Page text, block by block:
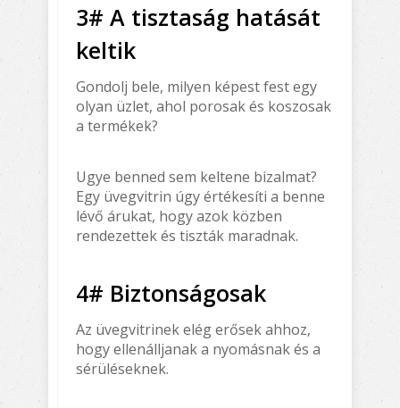
3# A tisztaság hatását
keltik
Gondolj bele, milyen képest fest egy
olyan üzlet, ahol porosak és koszosak
a termékek?
Ugye benned sem keltene bizalmat?
Egy üvegvitrin úgy értékesíti a benne
lévő árukat, hogy azok közben
rendezettek és tiszták maradnak.
4# Biztonságosak
Az üvegvitrinek elég erősek ahhoz,
hogy ellenálljanak a nyomásnak és a
sérüléseknek.